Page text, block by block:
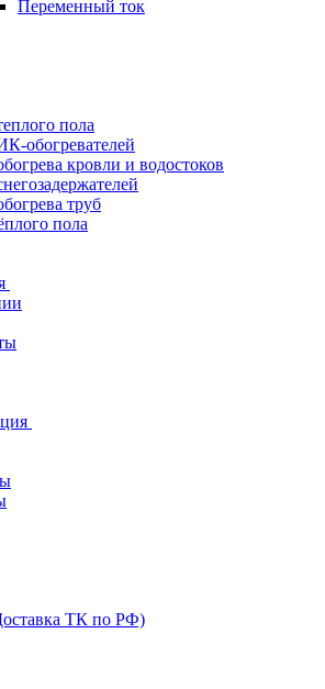
Переменный ток
пола
обогревателей
кровли и водостоков
труб
пола
ТК по РФ)